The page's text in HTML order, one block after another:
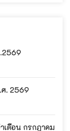
. 2569
เดือน กรกฎาคม